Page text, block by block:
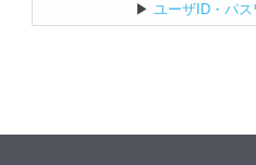
▶ ユーザID・パ